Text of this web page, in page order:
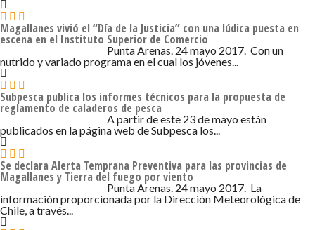
Magallanes vivió el “Día de la Justicia” con una lúdica puesta en
escena en el Instituto Superior de Comercio
Punta Arenas. 24 mayo 2017. Con un
nutrido y variado programa en el cual los jóvenes...
Subpesca publica los informes técnicos para la propuesta de
reglamento de caladeros de pesca
24 DE MAYO DE 2017 - 2:05
A partir de este 23 de mayo están
publicados en la página web de Subpesca los...
Se declara Alerta Temprana Preventiva para las provincias de
Magallanes y Tierra del fuego por viento
24 DE MAYO DE 2017 - 2:05
Punta Arenas. 24 mayo 2017. La
información proporcionada por la Dirección Meteorológica de
Chile, a través...